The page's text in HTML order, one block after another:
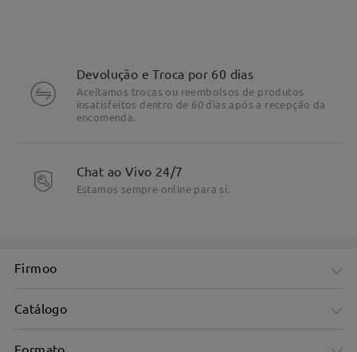
Devolução e Troca por 60 dias
Aceitamos trocas ou reembolsos de produtos
insatisfeitos dentro de 60 dias após a recepção da
encomenda.
Chat ao Vivo 24/7
Estamos sempre online para si.
Firmoo
Catálogo
Formato